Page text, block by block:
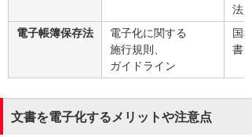
法
電子帳簿保存法
電子化に関する
施行規則、
ガイドライン
国
書
文書を電子化するメリットや注意点